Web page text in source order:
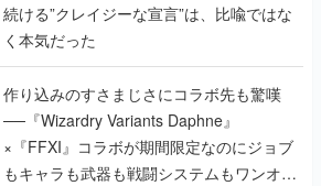
続ける”クレイジーな宣言”は、比喩ではな
く本気だった
作り込みのすさまじさにコラボ先も驚嘆
──『Wizardry Variants Daphne』
×『FFXI』コラボが期間限定なのにジョブ
もキャラも武器も戦闘システムもワンオフ